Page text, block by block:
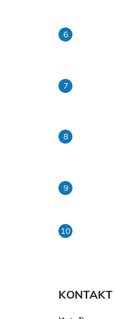
í
p
a
n
e
l
KONTAKT